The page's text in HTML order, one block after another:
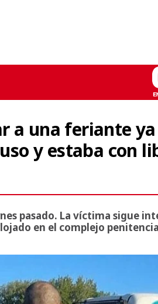
a una feriante
y estaba con
pasado. La víctima sigue
en el complejo